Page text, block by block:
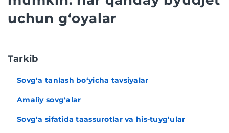
uchun g‘oyalar
Tarkib
Sovg‘a tanlash bo‘yicha tavsiyalar
Amaliy sovg‘alar
Sovg‘a sifatida taassurotlar va his-tuyg‘ular